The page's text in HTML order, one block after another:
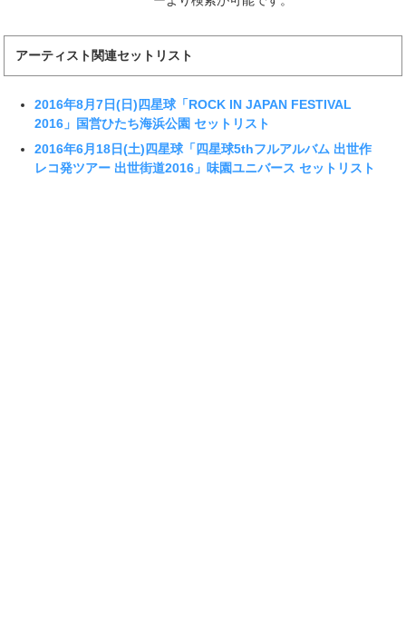
アーティスト関連セットリスト
2016年8月7日(日)四星球「ROCK IN JAPAN FESTIVAL
2016」国営ひたち海浜公園 セットリスト
2016年6月18日(土)四星球「四星球5thフルアルバム 出世作
レコ発ツアー 出世街道2016」味園ユニバース セットリスト